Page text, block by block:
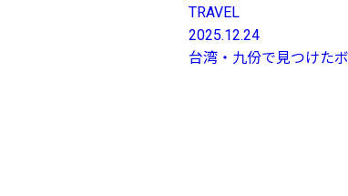
TRAVEL
2025.12.24
台湾・九份で見つけた